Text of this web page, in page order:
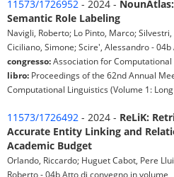
11573/1726952 - 2024 -
Semantic Role Labeling
Navigli, Roberto; Lo Pinto, Marco;
Ciciliano, Simone; Scire', Alessandro -
congresso:Association for
libro: Proceedings of the 62nd Annual
Computational Linguistics (Volume 1:
11573/1726492 - 2024 - ReLiK:
Accurate Entity Linking and
Academic Budget
Orlando, Riccardo; Huguet Cabot, Pere
Roberto - 04b Atto di convegno in volume